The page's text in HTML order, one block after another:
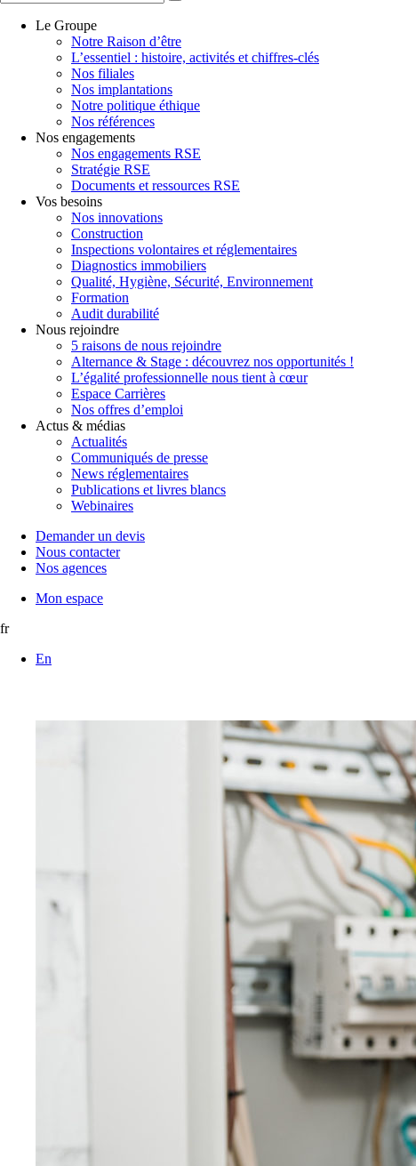
Le Groupe
Notre Raison d’être
L’essentiel : histoire, activités et chiffres-clés
Nos filiales
Nos implantations
Notre politique éthique
Nos références
Nos engagements
Nos engagements RSE
Stratégie RSE
Documents et ressources RSE
Vos besoins
Nos innovations
Construction
Inspections volontaires et réglementaires
Diagnostics immobiliers
Qualité, Hygiène, Sécurité, Environnement
Formation
Audit durabilité
Nous rejoindre
5 raisons de nous rejoindre
Alternance & Stage : découvrez nos opportunités !
L’égalité professionnelle nous tient à cœur
Espace Carrières
Nos offres d’emploi
Actus & médias
Actualités
Communiqués de presse
News réglementaires
Publications et livres blancs
Webinaires
Demander un devis
Nous contacter
Nos agences
Mon espace
fr
En